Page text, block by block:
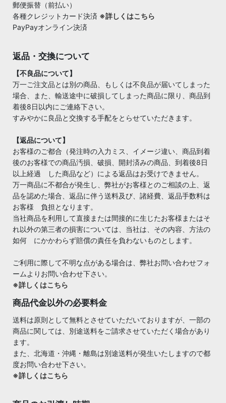
郵便振替（前払い）
各種クレジットカード決済 ※詳しくはこちら
PayPayオンライン決済
返品・交換について
【不良品について】
万一ご注文品とは別の商品、もしくは不良品が届いてしまった
場合、また、輸送途中に破損してしまった商品に限り、商品到
着後8日以内にご連絡下さい。
すみやかに良品と交換する手配をとらせていただきます。
【返品について】
お客様のご都合（発注時の入力ミス、イメージ違い、商品到着
後のお客様での商品汚損、破損、開封済みの商品、到着後8日
以上経過 した商品など）による返品はお受けできません。
万一商品に不都合が発生し、弊社がお客様とのご相談の上、返
品を認めた場合、返品に伴う送料及び、諸経費、返品手数料は
お客様 負担となります。
当社商品を利用して直接または間接的に生じたお客様またはそ
れ以外の第三者の損害については、当社は、その内容、方法の
如何 にかかわらず賠償の責任を負わないものとします。
ご利用に際して不明な点がある場合は、弊社お問い合わせフォ
ームよりお問い合わせ下さい。
※詳しくはこちら
商品代金以外の必要料金
送料は原則として無料とさせていただいておりますが、一部の
商品に関しては、別途送料をご請求させていただく場合があり
ます。
また、北海道・沖縄・離島は別途送料が発生いたしますので都
度お問い合わせ下さい。
※詳しくはこちら